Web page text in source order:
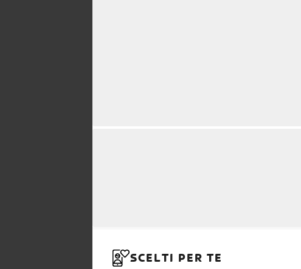
SCELTI PER TE